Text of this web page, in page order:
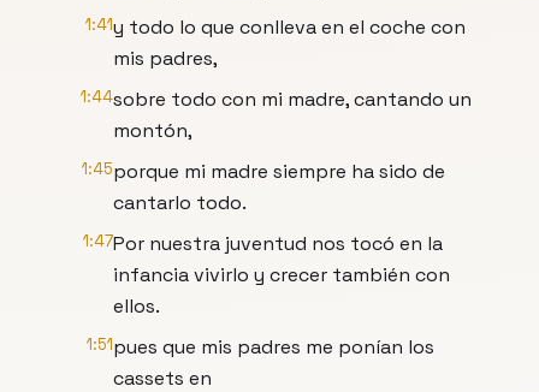
1:41y todo lo que conlleva en el coche con
mis padres,
1:44sobre todo con mi madre, cantando un
montón,
1:45porque mi madre siempre ha sido de
cantarlo todo.
1:47Por nuestra juventud nos tocó en la
infancia vivirlo y crecer también con
ellos.
1:51pues que mis padres me ponían los
cassets en